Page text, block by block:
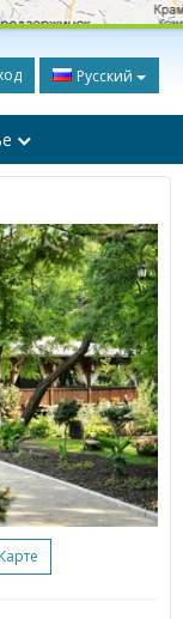
Русский